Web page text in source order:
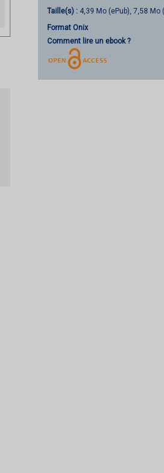
Taille(s) : 4,39 Mo (ePub), 7,58 Mo
Format Onix
Comment lire un ebook ?